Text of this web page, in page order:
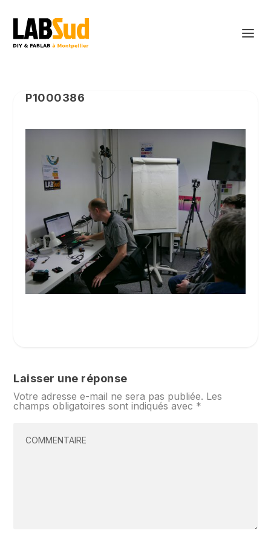
P1000386
Laisser une réponse
Votre adresse e-mail ne sera pas publiée. Les
champs obligatoires sont indiqués avec *